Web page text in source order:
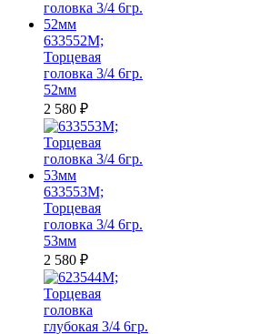
633552M;
Торцевая
головка 3/4 6гр.
52мм
2 580 ₽
633553M;
Торцевая
головка 3/4 6гр.
53мм
2 580 ₽